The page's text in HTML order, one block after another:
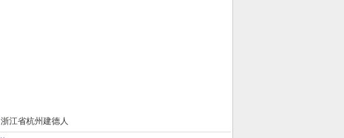
浙江省杭州建德人